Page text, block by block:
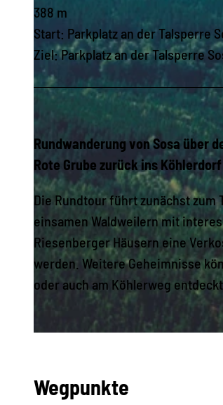
© Tourist-Service-Center Eibenstock
388 m
Start: Parkplatz an der Talsperre
Ziel: Parkplatz an der Talsperre
Rundwanderung von Sosa über
Rote Grube zurück ins Köhlerdorf
Die Rundtour führt zunächst zum
einsamen Waldweilern mit
Riesenberger Häusern eine
werden. Weitere Geheimnisse
oder auch am Köhlerweg
Wegpunkte